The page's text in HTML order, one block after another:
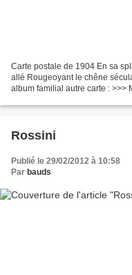
Carte postale de 1904 En sa
allé Rougeoyant le chêne
album familial autre carte : >>>
Rossini
Publié le 29/02/2012 à 10:58
Par bauds